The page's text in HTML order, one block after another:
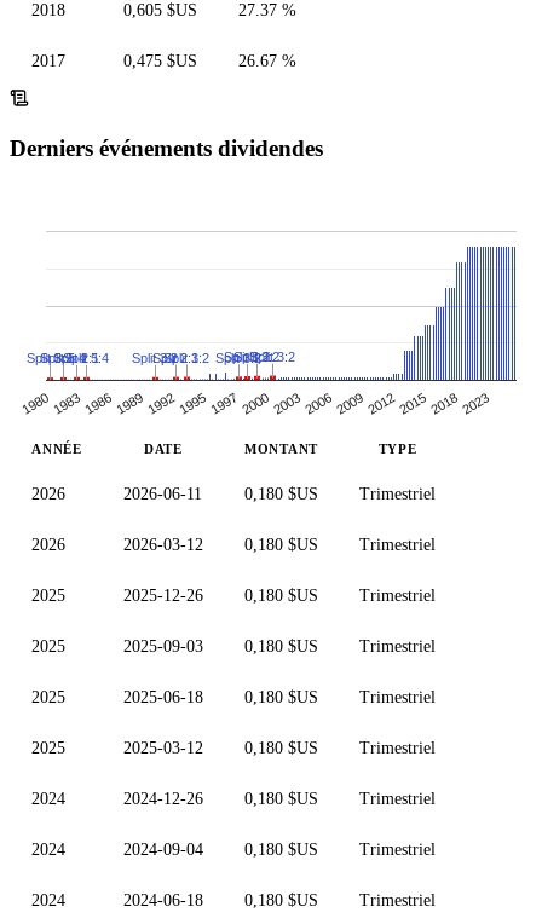
2018 0,605 $US 27.37 %
2017 0,475 $US 26.67 %
Derniers événements dividendes
1980 19831986 1989 19921995 1997 20002003200620092012201520182023
Split 3:2
Split 5:4
Split 2:1
Split 5:4 Split 3:2Split 2:1
Split 3:2 Split 3:2
Split 3:2
Split 3:2
Split 3:2
ANNÉE DATE MONTANT TYPE
2026 2026-06-11 0,180 $US Trimestriel
2026 2026-03-12 0,180 $US Trimestriel
2025 2025-12-26 0,180 $US Trimestriel
2025 2025-09-03 0,180 $US Trimestriel
2025 2025-06-18 0,180 $US Trimestriel
2025 2025-03-12 0,180 $US Trimestriel
2024 2024-12-26 0,180 $US Trimestriel
2024 2024-09-04 0,180 $US Trimestriel
2024 2024-06-18 0,180 $US Trimestriel